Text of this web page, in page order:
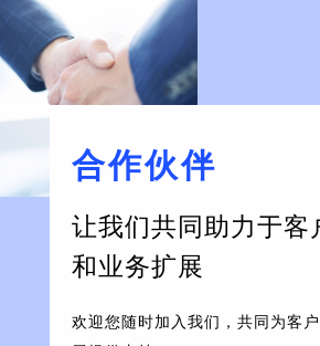
合作伙伴
让我们共同助力于客
和业务扩展
欢迎您随时加入我们，共同为客